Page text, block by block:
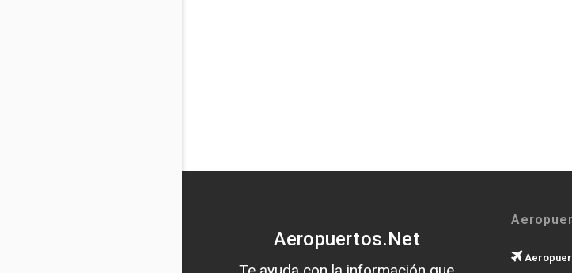
Aeropuertos.Net